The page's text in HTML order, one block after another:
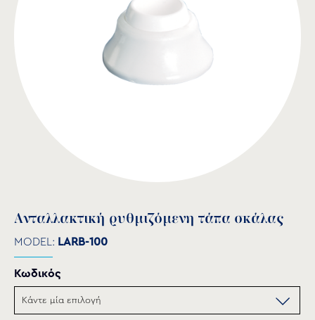
Ανταλλακτική ρυθμιζόμενη τάπα σκάλας
MODEL: LARB-100
Κωδικός